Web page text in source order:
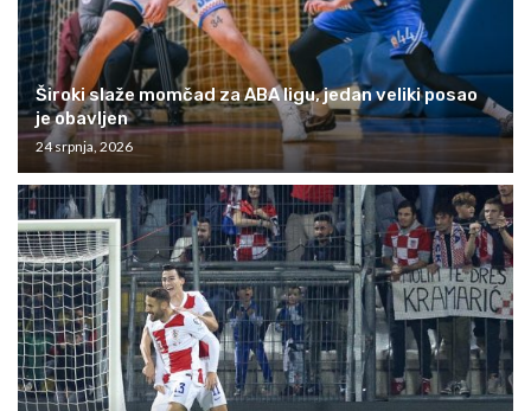
Široki slaže momčad za ABA ligu, jedan veliki posao
je obavljen
24 srpnja, 2026